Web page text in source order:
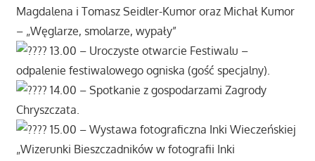
Magdalena i Tomasz Seidler-Kumor oraz Michał Kumor
– „Węglarze, smolarze, wypały”
13.00 – Uroczyste otwarcie Festiwalu –
odpalenie festiwalowego ogniska (gość specjalny).
14.00 – Spotkanie z gospodarzami Zagrody
Chryszczata.
15.00 – Wystawa fotograficzna Inki Wieczeńskiej
„Wizerunki Bieszczadników w fotografii Inki